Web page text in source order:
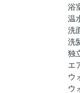
浴
温
洗
洗
独
エ
ウ
ウ